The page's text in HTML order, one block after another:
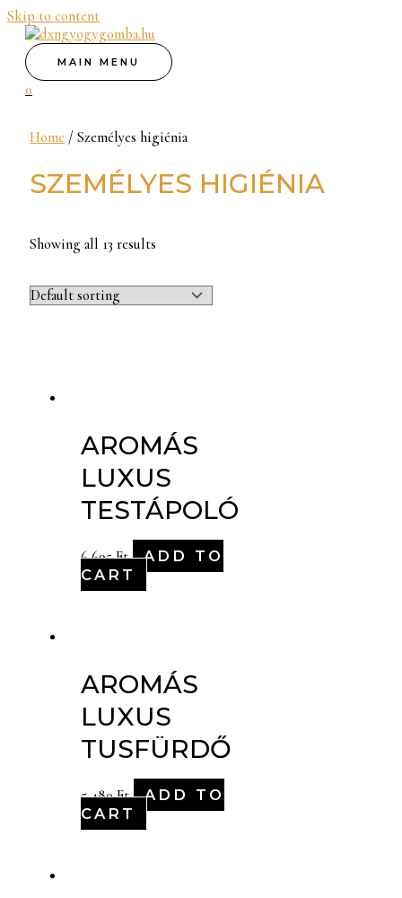
Skip to content
MAIN MENU
0
Home / Személyes higiénia
SZEMÉLYES HIGIÉNIA
Showing all 13 results
AROMÁS
LUXUS
TESTÁPOLÓ
6,695Ft
ADD TO
CART
AROMÁS
LUXUS
TUSFÜRDŐ
5,480Ft
ADD TO
CART